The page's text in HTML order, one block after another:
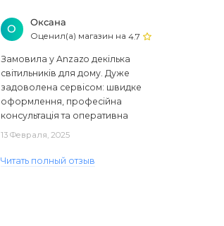
О
Оксана
Оценил(а) магазин на4.7
Замовила у Anzazo декілька
світильників для дому. Дуже
задоволена сервісом: швидке
оформлення, професійна
консультація та оперативна
13 Февраля, 2025
Читать полный отзыв